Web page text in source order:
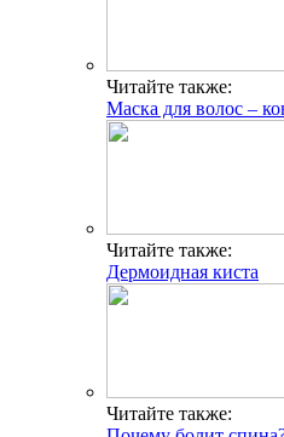
Читайте также:
Маска для волос –
Читайте также:
Дермоидная киста
Читайте также: